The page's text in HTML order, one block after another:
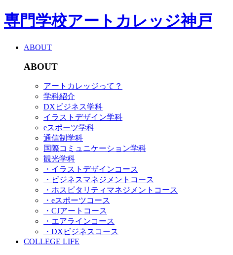
専門学校アートカレッジ神戸
ABOUT
ABOUT
アートカレッジって？
学科紹介
DXビジネス学科
イラストデザイン学科
eスポーツ学科
通信制学科
国際コミュニケーション学科
観光学科
・イラストデザインコース
・ビジネスマネジメントコース
・ホスピタリティマネジメントコース
・eスポーツコース
・CJアートコース
・エアラインコース
・DXビジネスコース
COLLEGE LIFE